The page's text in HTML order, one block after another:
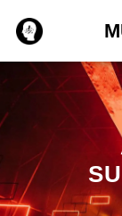
Inhalt
springen